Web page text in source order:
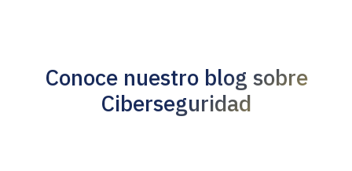
Conoce nuestro blog sobre
Ciberseguridad